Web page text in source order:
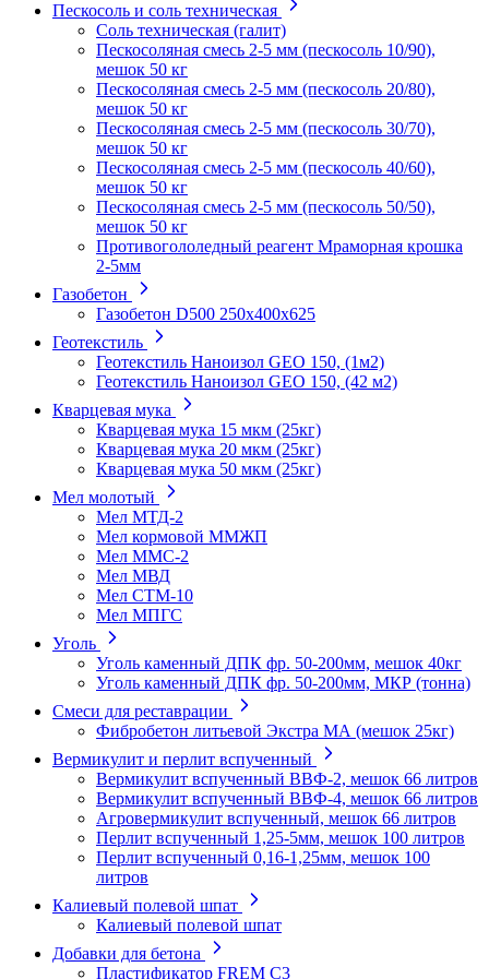
Пескосоль и соль техническая
Соль техническая (галит)
Пескосоляная смесь 2-5 мм (пескосоль 10/90),
мешок 50 кг
Пескосоляная смесь 2-5 мм (пескосоль 20/80),
мешок 50 кг
Пескосоляная смесь 2-5 мм (пескосоль 30/70),
мешок 50 кг
Пескосоляная смесь 2-5 мм (пескосоль 40/60),
мешок 50 кг
Пескосоляная смесь 2-5 мм (пескосоль 50/50),
мешок 50 кг
Противогололедный реагент Мраморная крошка
2-5мм
Газобетон
Газобетон D500 250х400х625
Геотекстиль
Геотекстиль Наноизол GEO 150, (1м2)
Геотекстиль Наноизол GEO 150, (42 м2)
Кварцевая мука
Кварцевая мука 15 мкм (25кг)
Кварцевая мука 20 мкм (25кг)
Кварцевая мука 50 мкм (25кг)
Мел молотый
Мел МТД-2
Мел кормовой ММЖП
Мел ММС-2
Мел МВД
Мел СТМ-10
Мел МПГС
Уголь
Уголь каменный ДПК фр. 50-200мм, мешок 40кг
Уголь каменный ДПК фр. 50-200мм, МКР (тонна)
Смеси для реставрации
Фибробетон литьевой Экстра МА (мешок 25кг)
Вермикулит и перлит вспученный
Вермикулит вспученный ВВФ-2, мешок 66 литров
Вермикулит вспученный ВВФ-4, мешок 66 литров
Агровермикулит вспученный, мешок 66 литров
Перлит вспученный 1,25-5мм, мешок 100 литров
Перлит вспученный 0,16-1,25мм, мешок 100
литров
Калиевый полевой шпат
Калиевый полевой шпат
Добавки для бетона
Пластификатор FREM C3